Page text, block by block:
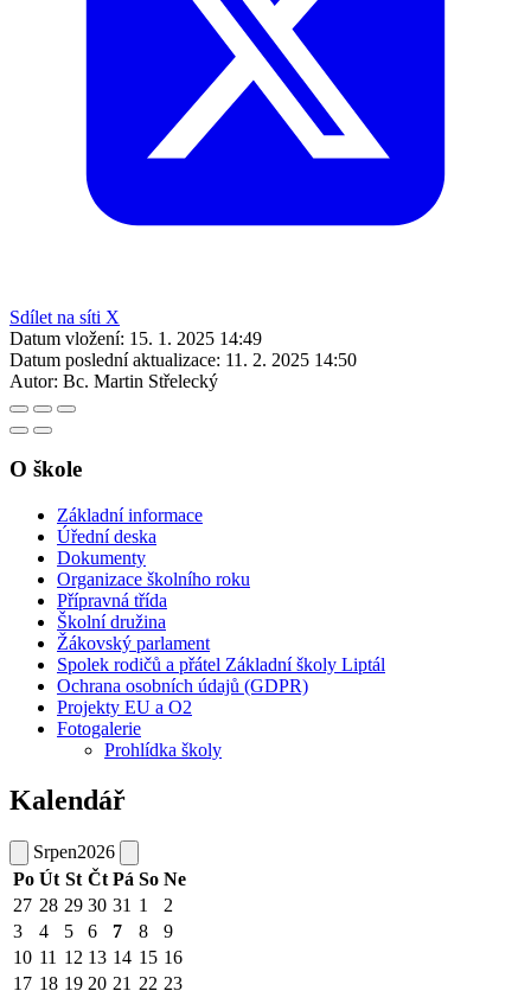
Sdílet na síti X
Datum vložení: 15. 1. 2025 14:49
Datum poslední aktualizace: 11. 2. 2025 14:50
Autor: Bc. Martin Střelecký
O škole
Základní informace
Úřední deska
Dokumenty
Organizace školního roku
Přípravná třída
Školní družina
Žákovský parlament
Spolek rodičů a přátel Základní školy Liptál
Ochrana osobních údajů (GDPR)
Projekty EU a O2
Fotogalerie
Prohlídka školy
Kalendář
Srpen2026
Po Út St Čt Pá So Ne
27 28 29 30 31 1
2
3
4 5 6 7 8
9
10 11 12 13 14 15 16
17 18 19 20 21 22 23